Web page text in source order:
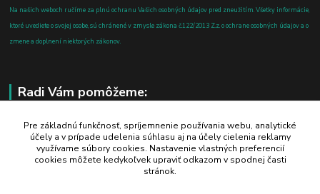
Na našich weboch ručíme za plnú ochranu Vašich osobných údajov pred zneužitím. Všetky informácie,
ktoré uvediete o svojej osobe, sú chránené v zmysle zákona č.122/2013 Z.z. o ochrane osobných údajov a o
zmene a doplnení niektorých zákonov.
Radi Vám pomôžeme:
+421 908 700 612
po-pia: 8.00 - 16.00
business@jtf.sk
Pre základnú funkčnosť, spríjemnenie používania webu, analytické
účely a v prípade udelenia súhlasu aj na účely cielenia reklamy
využívame súbory cookies. Nastavenie vlastných preferencií
cookies môžete kedykoľvek upraviť odkazom v spodnej časti
stránok.